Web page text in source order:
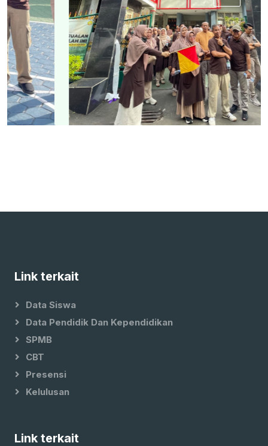
Link terkait
Data Siswa
Data Pendidik Dan Kependidikan
SPMB
CBT
Presensi
Kelulusan
Link terkait